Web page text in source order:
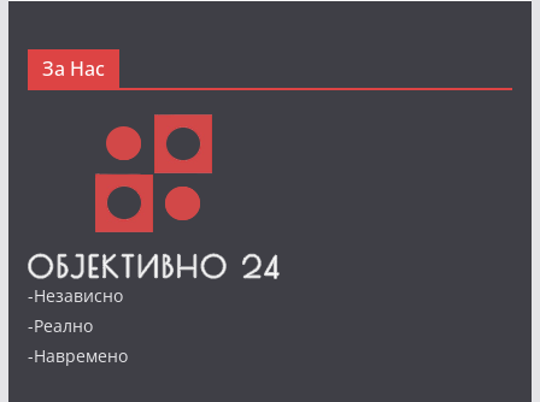
За Нас
-Независно
-Реално
-Навремено